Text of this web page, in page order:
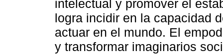
intelectual y promover el
logra incidir en la capacidad
actuar en el mundo. El
y transformar imaginarios